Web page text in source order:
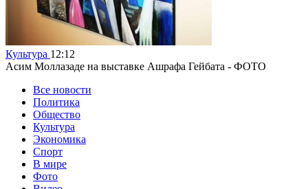
Культура 12:12
Асим Моллазаде на выставке Ашрафа Гейбата - ФОТО
Все новости
Политика
Общество
Культура
Экономика
Спорт
В мире
Фото